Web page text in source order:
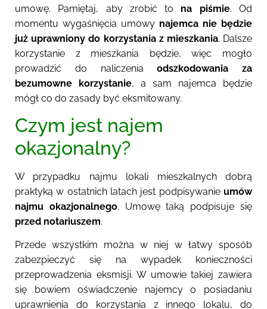
umowę. Pamiętaj, aby zrobić to na piśmie. Od
momentu wygaśnięcia umowy najemca nie będzie
już uprawniony do korzystania z mieszkania. Dalsze
korzystanie z mieszkania będzie, więc mogło
prowadzić do naliczeniaodszkodowania za
bezumowne korzystanie, a sam najemca będzie
mógł co do zasady być eksmitowany.
Czym jest najem
okazjonalny?
W przypadku najmu lokali mieszkalnych dobrą
praktyką w ostatnich latach jest podpisywanie umów
najmu okazjonalnego. Umowę taką podpisuje się
przed notariuszem.
Przede wszystkim można w niej w łatwy sposób
zabezpieczyć się na wypadek konieczności
przeprowadzenia eksmisji. W umowie takiej zawiera
się bowiem oświadczenie najemcy o posiadaniu
uprawnienia do korzystania z innego lokalu, do